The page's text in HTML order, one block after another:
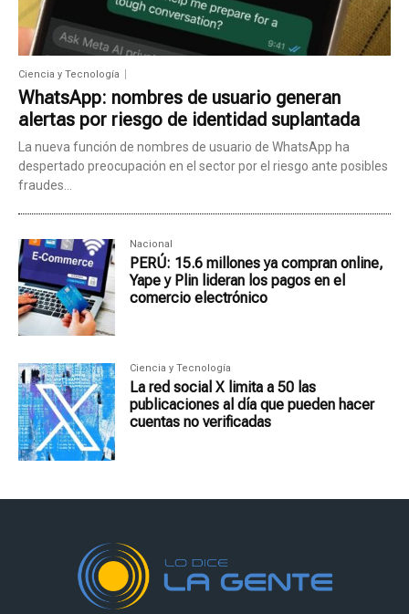
Ciencia y Tecnología
WhatsApp: nombres de usuario generan
alertas por riesgo de identidad suplantada
La nueva función de nombres de usuario de WhatsApp ha
despertado preocupación en el sector por el riesgo ante posibles
fraudes...
Nacional
PERÚ: 15.6 millones ya compran online,
Yape y Plin lideran los pagos en el
comercio electrónico
Ciencia y Tecnología
La red social X limita a 50 las
publicaciones al día que pueden hacer
cuentas no verificadas